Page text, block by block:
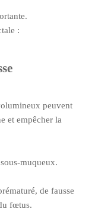
:
peuvent
et empêcher la
muqueux.
de fausse
fœtus.